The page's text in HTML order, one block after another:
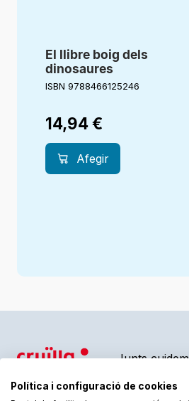
El llibre boig dels
dinosaures
ISBN 9788466125246
14,94€
Afegir
Junts
Política i configuració de cookies